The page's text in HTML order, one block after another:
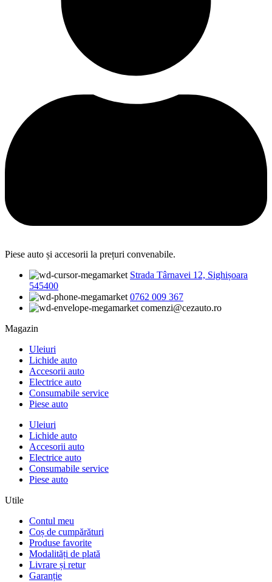
Piese auto și accesorii la prețuri convenabile.
Strada Târnavei 12, Sighișoara
545400
0762 009 367
comenzi@cezauto.ro
Magazin
Uleiuri
Lichide auto
Accesorii auto
Electrice auto
Consumabile service
Piese auto
Uleiuri
Lichide auto
Accesorii auto
Electrice auto
Consumabile service
Piese auto
Utile
Contul meu
Coș de cumpărături
Produse favorite
Modalități de plată
Livrare și retur
Garanție